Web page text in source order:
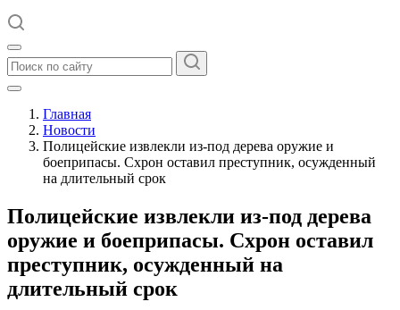
Главная
Новости
Полицейские извлекли из-под дерева оружие и
боеприпасы. Схрон оставил преступник, осужденный
на длительный срок
Полицейские извлекли из-под дерева
оружие и боеприпасы. Схрон оставил
преступник, осужденный на
длительный срок